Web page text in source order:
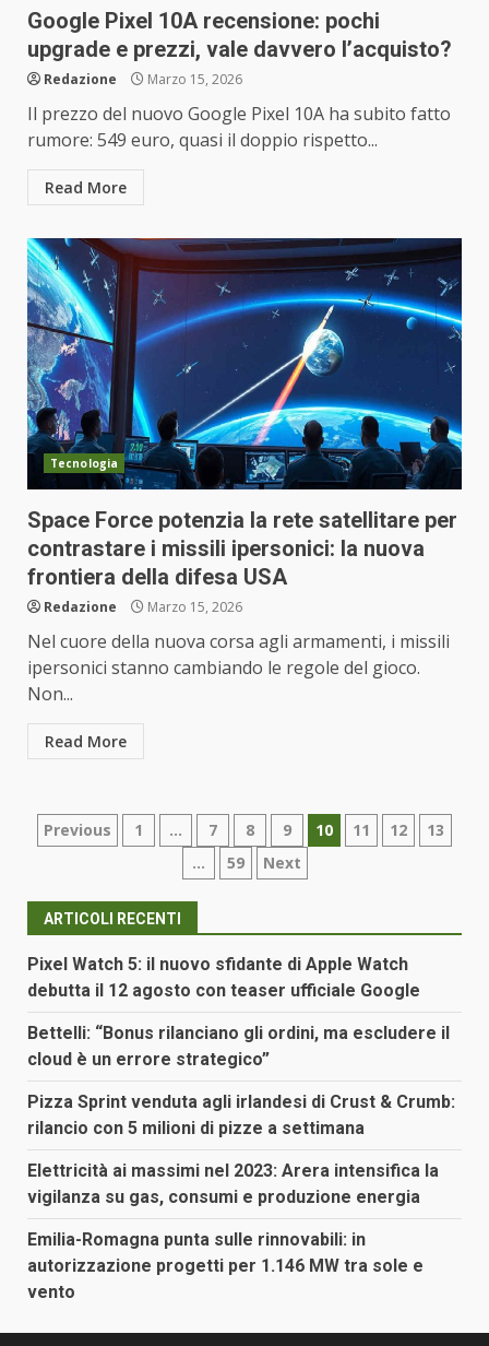
Google Pixel 10A recensione: pochi
upgrade e prezzi, vale davvero l’acquisto?
Redazione Marzo 15, 2026
Il prezzo del nuovo Google Pixel 10A ha subito fatto
rumore: 549 euro, quasi il doppio rispetto...
Read More
Tecnologia
Space Force potenzia la rete satellitare per
contrastare i missili ipersonici: la nuova
frontiera della difesa USA
Redazione Marzo 15, 2026
Nel cuore della nuova corsa agli armamenti, i missili
ipersonici stanno cambiando le regole del gioco.
Non...
Read More
Paginazione
articoli
Previous 1 … 7 8 9 10 11 12
13
…
59 Next
ARTICOLI RECENTI
Pixel Watch 5: il nuovo sfidante di Apple Watch
debutta il 12 agosto con teaser ufficiale Google
Bettelli: “Bonus rilanciano gli ordini, ma escludere il
cloud è un errore strategico”
Pizza Sprint venduta agli irlandesi di Crust & Crumb:
rilancio con 5 milioni di pizze a settimana
Elettricità ai massimi nel 2023: Arera intensifica la
vigilanza su gas, consumi e produzione energia
Emilia-Romagna punta sulle rinnovabili: in
autorizzazione progetti per 1.146 MW tra sole e
vento